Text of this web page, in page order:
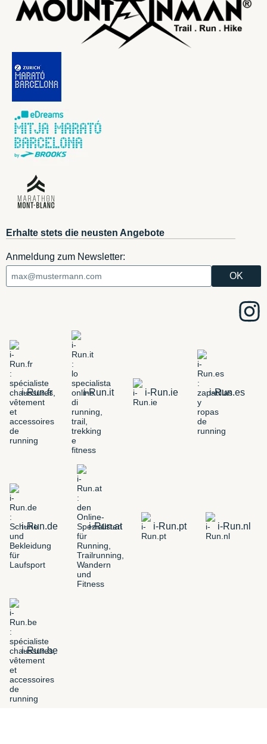
Erhalte stets die neusten Angebote
Anmeldung zum Newsletter:
i-Run.fr i-Run.it i-Run.ie i-Run.es
i-Run.de i-Run.at i-Run.pt i-Run.nl
i-Run.be